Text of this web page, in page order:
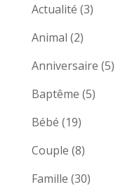
Actualité (3)
Animal (2)
Anniversaire (5)
Baptême (5)
Bébé (19)
Couple (8)
Famille (30)